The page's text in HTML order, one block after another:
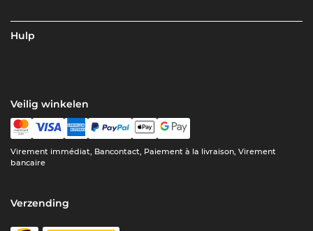
Hulp
Veilig winkelen
Virement immédiat, Bancontact, Paiement à la livraison, Virement
bancaire
Verzending